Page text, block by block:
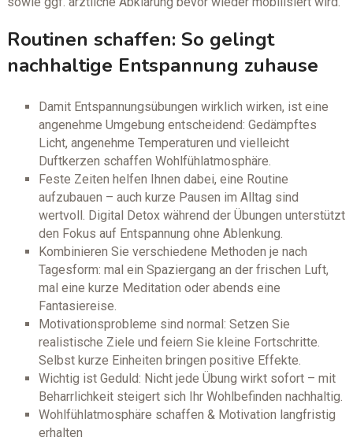
Routinen schaffen: So gelingt
nachhaltige Entspannung zuhause
Damit Entspannungsübungen wirklich wirken, ist eine
angenehme Umgebung entscheidend: Gedämpftes
Licht, angenehme Temperaturen und vielleicht
Duftkerzen schaffen Wohlfühlatmosphäre.
Feste Zeiten helfen Ihnen dabei, eine Routine
aufzubauen – auch kurze Pausen im Alltag sind
wertvoll. Digital Detox während der Übungen unterstützt
den Fokus auf Entspannung ohne Ablenkung.
Kombinieren Sie verschiedene Methoden je nach
Tagesform: mal ein Spaziergang an der frischen Luft,
mal eine kurze Meditation oder abends eine
Fantasiereise.
Motivationsprobleme sind normal: Setzen Sie
realistische Ziele und feiern Sie kleine Fortschritte.
Selbst kurze Einheiten bringen positive Effekte.
Wichtig ist Geduld: Nicht jede Übung wirkt sofort – mit
Beharrlichkeit steigert sich Ihr Wohlbefinden nachhaltig.
Wohlfühlatmosphäre schaffen & Motivation langfristig
erhalten